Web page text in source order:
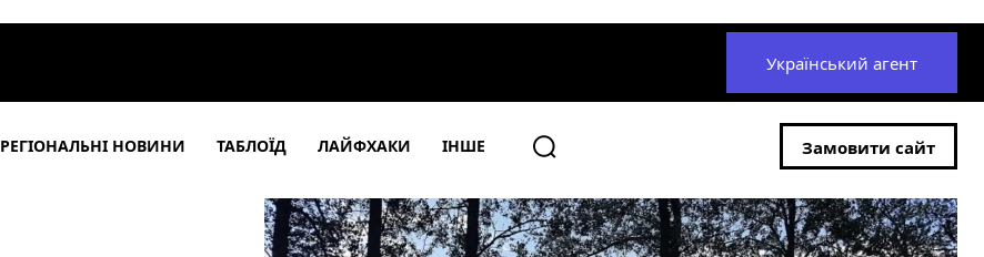
Український агент
РЕГІОНАЛЬНІ НОВИНИ ТАБЛОЇД ЛАЙФХАКИ ІНШЕ Замовити сайт